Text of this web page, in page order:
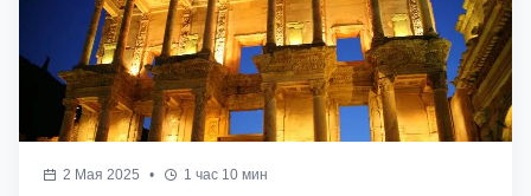
2 Мая 2025 • 1 час 10 мин